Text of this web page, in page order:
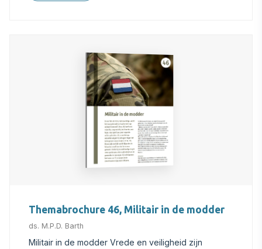
Themabrochure 46, Militair in de modder
ds. M.P.D. Barth
Militair in de modder Vrede en veiligheid zijn